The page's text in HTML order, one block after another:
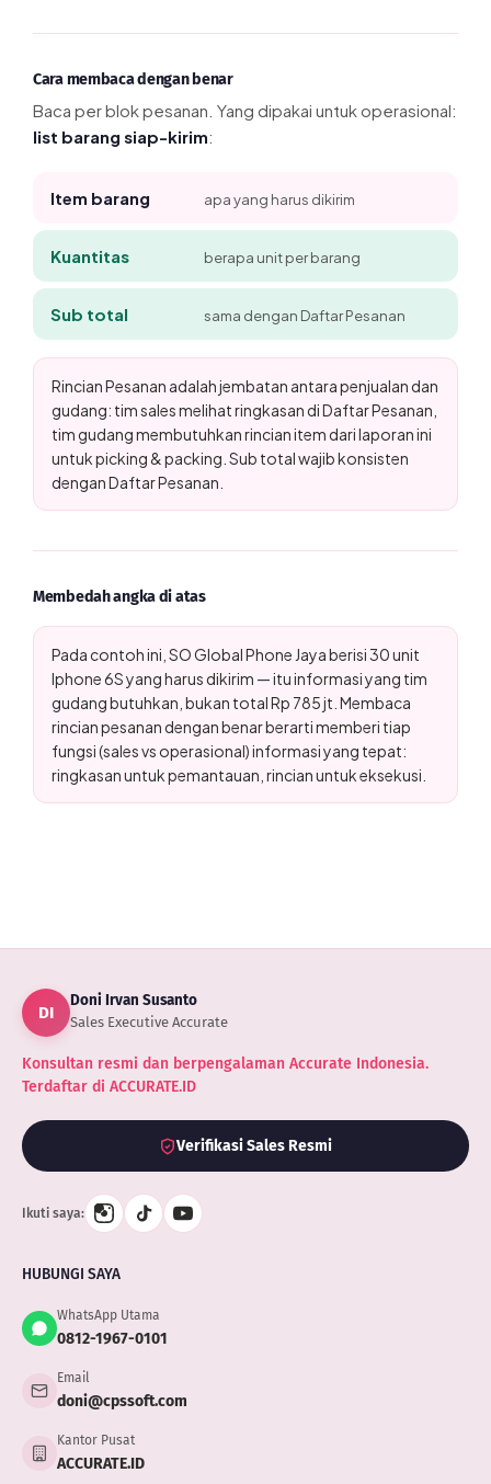
Cara membaca dengan benar
Baca per blok pesanan. Yang dipakai untuk operasional:
list barang siap-kirim:
Item barang apa yang harus dikirim
Kuantitas berapa unit per barang
Sub total sama dengan Daftar Pesanan
Rincian Pesanan adalah jembatan antara penjualan dan
gudang: tim sales melihat ringkasan di Daftar Pesanan,
tim gudang membutuhkan rincian item dari laporan ini
untuk picking & packing. Sub total wajib konsisten
dengan Daftar Pesanan.
Membedah angka di atas
Pada contoh ini, SO Global Phone Jaya berisi 30 unit
Iphone 6S yang harus dikirim — itu informasi yang tim
gudang butuhkan, bukan total Rp 785 jt. Membaca
rincian pesanan dengan benar berarti memberi tiap
fungsi (sales vs operasional) informasi yang tepat:
ringkasan untuk pemantauan, rincian untuk eksekusi.
DI
Doni Irvan Susanto
Sales Executive Accurate
Konsultan resmi dan berpengalaman Accurate Indonesia.
Terdaftar di ACCURATE.ID
Verifikasi Sales Resmi
Ikuti saya:
HUBUNGI SAYA
WhatsApp Utama
0812-1967-0101
Email
doni@cpssoft.com
Kantor Pusat
ACCURATE.ID